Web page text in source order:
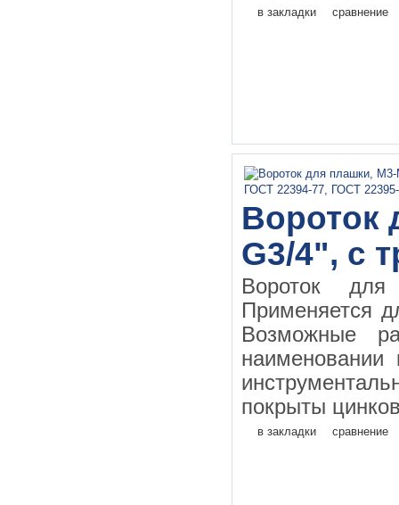
в закладки сравнение
Вороток
G3/4", с
Вороток
Применяется
Возможные
наименовании
покрыты
в закладки сравнение